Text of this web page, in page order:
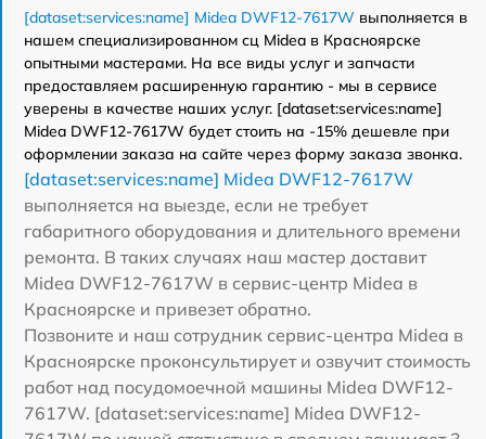
[dataset:services:name] Midea DWF12-7617W выполняется в
нашем специализированном сц Midea в Красноярске
опытными мастерами. На все виды услуг и запчасти
предоставляем расширенную гарантию - мы в сервисе
уверены в качестве наших услуг. [dataset:services:name]
Midea DWF12-7617W будет стоить на -15% дешевле при
оформлении заказа на сайте через форму заказа звонка.
[dataset:services:name] Midea DWF12-7617W
выполняется на выезде, если не требует
габаритного оборудования и длительного времени
ремонта. В таких случаях наш мастер доставит
Midea DWF12-7617W в сервис-центр Midea в
Красноярске и привезет обратно.
Позвоните и наш сотрудник сервис-центра Midea в
Красноярске проконсультирует и озвучит стоимость
работ над посудомоечной машины Midea DWF12-
7617W. [dataset:services:name] Midea DWF12-